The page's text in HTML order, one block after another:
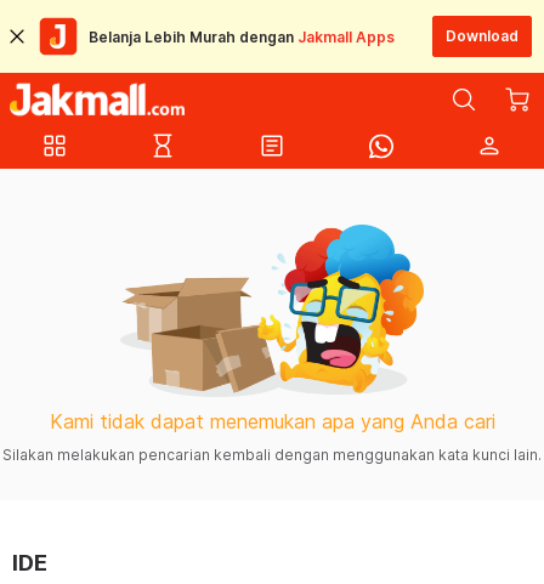
Belanja Lebih Murah dengan Jakmall Apps Download
grid_view hourglass_empty article person
Kami tidak dapat menemukan apa yang Anda cari
Silakan melakukan pencarian kembali dengan menggunakan kata kunci lain.
IDE